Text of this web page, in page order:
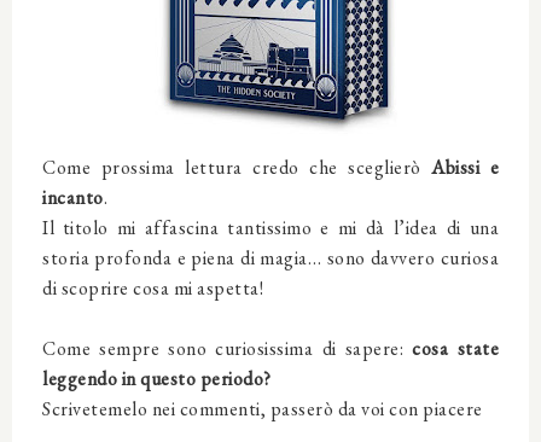
Come prossima lettura credo che sceglierò Abissi e
incanto.
Il titolo mi affascina tantissimo e mi dà l’idea di una
storia profonda e piena di magia… sono davvero curiosa
di scoprire cosa mi aspetta!
Come sempre sono curiosissima di sapere: cosa state
leggendo in questo periodo?
Scrivetemelo nei commenti, passerò da voi con piacere